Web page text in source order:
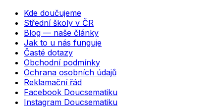
Kde doučujeme
Střední školy v ČR
Blog — naše články
Jak to u nás funguje
Časté dotazy
Obchodní podmínky
Ochrana osobních údajů
Reklamační řád
Facebook Doucsematiku
Instagram Doucsematiku